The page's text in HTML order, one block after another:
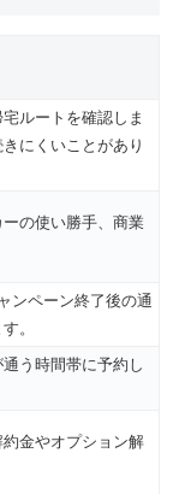
ルートを確認しま
にくいことがあり
の使い勝手、商業
ンペーン終了後の通
。
う時間帯に予約し
金やオプション解